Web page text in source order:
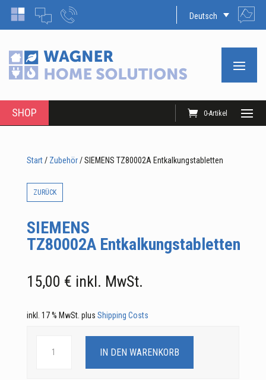
Deutsch
SHOP 0-Artikel
Start/ Zubehör/ SIEMENS TZ80002A Entkalkungstabletten
ZURÜCK
SIEMENS
TZ80002A Entkalkungstabletten
15,00 € inkl. MwSt.
inkl. 17 % MwSt. plus Shipping Costs
TZ80002A
Entkalkungstabletten
IN DEN WARENKORB